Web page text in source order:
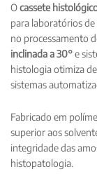
Ocassete
para laboratórios
no processamento
inclinada a 30°e
histologia otimiza
sistemas
Fabricado em
superior aos
integridade das
histopatologia.